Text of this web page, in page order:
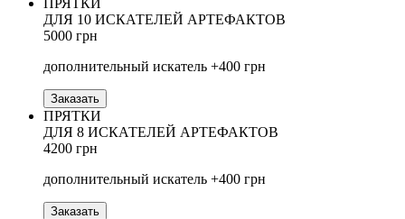
ПРЯТКИ
ДЛЯ 10 ИСКАТЕЛЕЙ АРТЕФАКТОВ
5000 грн
дополнительный искатель +400 грн
Заказать
ПРЯТКИ
ДЛЯ 8 ИСКАТЕЛЕЙ АРТЕФАКТОВ
4200 грн
дополнительный искатель +400 грн
Заказать